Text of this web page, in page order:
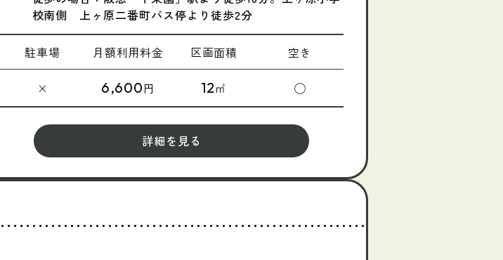
校南側 上ヶ原二番町バス停より徒歩2分
駐車場 月額利用料金 区画面積 空き
× 6,600円 12㎡ ◯
詳細を見る